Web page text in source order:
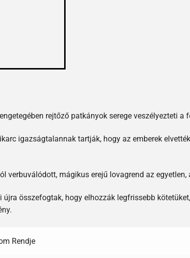
rejtőző patkányok serege veszélyezteti
igazságtalannak tartják, hogy az emberek
verbuválódott, mágikus erejű lovagrend az
újra összefogtak, hogy elhozzák legfrissebb
Rendje